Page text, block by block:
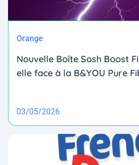
Orange
Nouvelle Boîte Sosh Boost
elle face à la B&YOU Pure
03/05/2026